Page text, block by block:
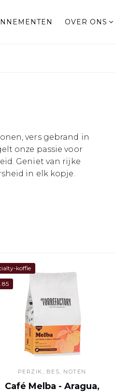
OVER ONS
vers gebrand in
onze passie voor
Geniet van rijke
in elk kopje.
PERZIK, BES, NOTEN
Café Melba - Aragua,
koffie
85